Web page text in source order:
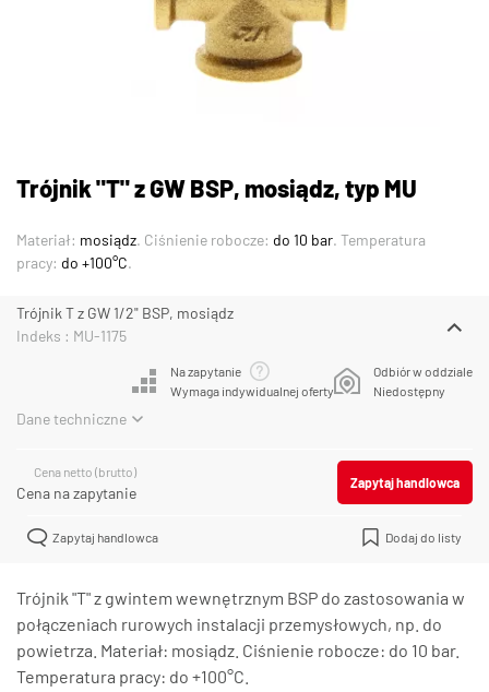
Trójnik "T" z GW BSP, mosiądz, typ MU
Materiał: mosiądz. Ciśnienie robocze: do 10 bar. Temperatura
pracy: do +100°C.
Trójnik T z GW 1/2" BSP, mosiądz
Indeks : MU-1175
Na zapytanie
Wymaga indywidualnej oferty
Odbiór w oddziale
Niedostępny
Dane techniczne
Cena netto (brutto)
Cena na zapytanie
Zapytaj handlowca
Zapytaj handlowca Dodaj do listy
Trójnik "T" z gwintem wewnętrznym BSP do zastosowania w
połączeniach rurowych instalacji przemysłowych, np. do
powietrza. Materiał: mosiądz. Ciśnienie robocze: do 10 bar.
Temperatura pracy: do +100°C.